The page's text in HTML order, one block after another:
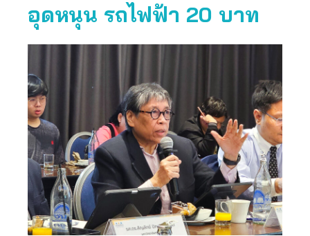
อุดหนุน รถไฟฟ้า 20 บาท